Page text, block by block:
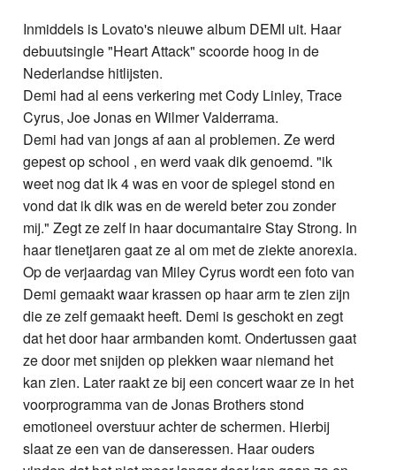
Inmiddels is Lovato's nieuwe album DEMI uit. Haar
debuutsingle "Heart Attack" scoorde hoog in de
Nederlandse hitlijsten.
Demi had al eens verkering met Cody Linley, Trace
Cyrus, Joe Jonas en Wilmer Valderrama.
Demi had van jongs af aan al problemen. Ze werd
gepest op school , en werd vaak dik genoemd. "ik
weet nog dat ik 4 was en voor de spiegel stond en
vond dat ik dik was en de wereld beter zou zonder
mij." Zegt ze zelf in haar documantaire Stay Strong. In
haar tienetjaren gaat ze al om met de ziekte anorexia.
Op de verjaardag van Miley Cyrus wordt een foto van
Demi gemaakt waar krassen op haar arm te zien zijn
die ze zelf gemaakt heeft. Demi is geschokt en zegt
dat het door haar armbanden komt. Ondertussen gaat
ze door met snijden op plekken waar niemand het
kan zien. Later raakt ze bij een concert waar ze in het
voorprogramma van de Jonas Brothers stond
emotioneel overstuur achter de schermen. Hierbij
slaat ze een van de danseressen. Haar ouders